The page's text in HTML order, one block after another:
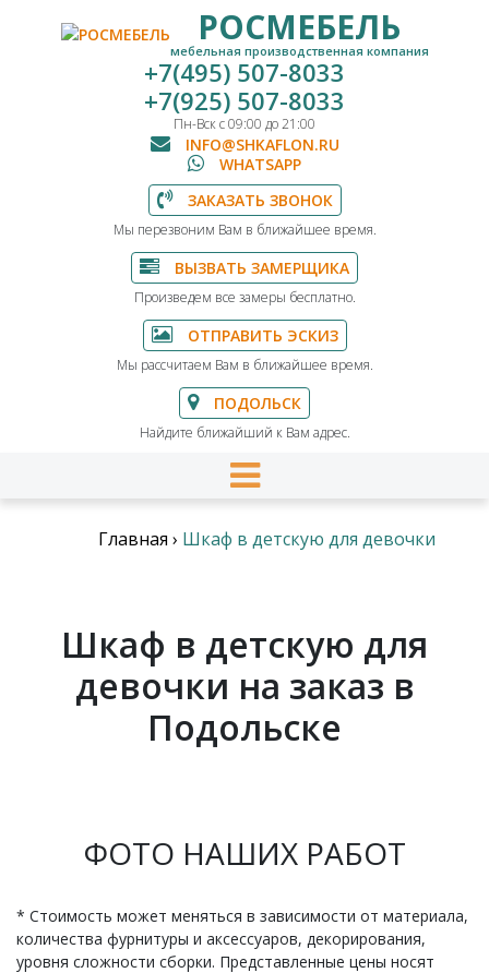
РОСМЕБЕЛЬ
мебельная производственная компания
+7(495) 507-8033
+7(925) 507-8033
Пн-Вск с 09:00 до 21:00
INFO@SHKAFLON.RU
WHATSAPP
ЗАКАЗАТЬ ЗВОНОК
Мы перезвоним Вам в ближайшее время.
ВЫЗВАТЬ ЗАМЕРЩИКА
Произведем все замеры бесплатно.
ОТПРАВИТЬ ЭСКИЗ
Мы рассчитаем Вам в ближайшее время.
ПОДОЛЬСК
Найдите ближайший к Вам адрес.
Главная › Шкаф в детскую для девочки
Шкаф в детскую для
девочки на заказ в
Подольске
ФОТО НАШИХ РАБОТ
* Стоимость может меняться в зависимости от материала,
количества фурнитуры и аксессуаров, декорирования,
уровня сложности сборки. Представленные цены носят